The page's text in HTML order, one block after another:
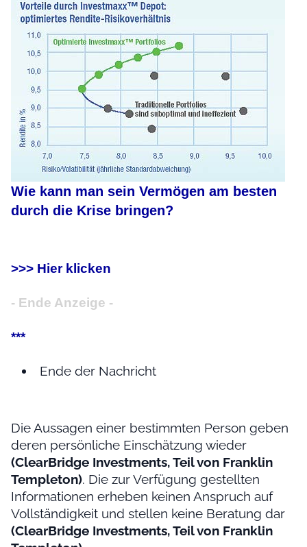
Wie kann man sein Vermögen am besten
durch die Krise bringen?
>>> Hier klicken
- Ende Anzeige -
***
Ende der Nachricht
Die Aussagen einer bestimmten Person geben
deren persönliche Einschätzung wieder
(ClearBridge Investments, Teil von Franklin
Templeton). Die zur Verfügung gestellten
Informationen erheben keinen Anspruch auf
Vollständigkeit und stellen keine Beratung dar
(ClearBridge Investments, Teil von Franklin